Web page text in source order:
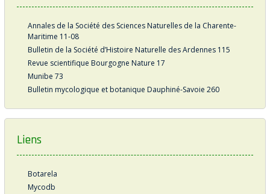
Annales de la Société des Sciences Naturelles de la Charente-
Maritime 11-08
Bulletin de la Société d’Histoire Naturelle des Ardennes 115
Revue scientifique Bourgogne Nature 17
Munibe 73
Bulletin mycologique et botanique Dauphiné-Savoie 260
Liens
Botarela
Mycodb